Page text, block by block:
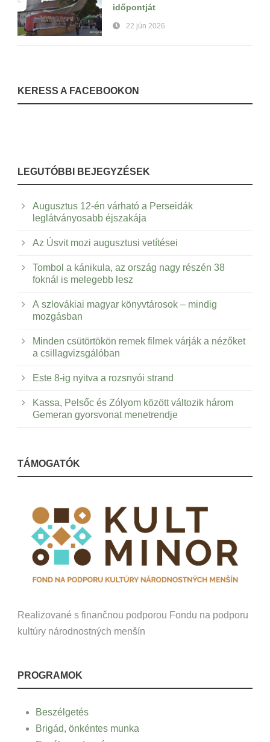
időpontját
22 jún 2026
KERESS A FACEBOOKON
LEGUTÓBBI BEJEGYZÉSEK
Augusztus 12-én várható a Perseidák
leglátványosabb éjszakája
Az Úsvit mozi augusztusi vetítései
Tombol a kánikula, az ország nagy részén 38
foknál is melegebb lesz
A szlovákiai magyar könyvtárosok – mindig
mozgásban
Minden csütörtökön remek filmek várják a nézőket
a csillagvizsgálóban
Este 8-ig nyitva a rozsnyói strand
Kassa, Pelsőc és Zólyom között változik három
Gemeran gyorsvonat menetrendje
TÁMOGATÓK
Realizované s finančnou podporou Fondu na podporu
kultúry národnostných menšín
PROGRAMOK
Beszélgetés
Brigád, önkéntes munka